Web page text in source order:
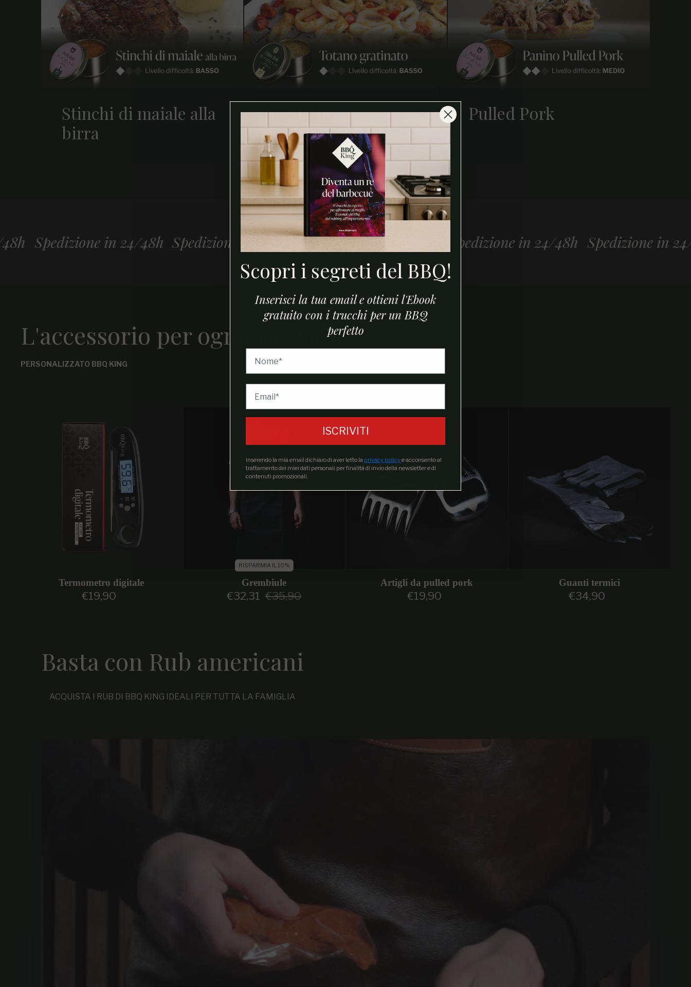
Stinchi di maiale alla
birra
Anelli di Totano
Gratinati al BBQ
Pulled Pork
in 24/48h Spedizione in 24/48h Spedizione in 24/48h Spedizione in 24/48h Spedizione in 24/48h
L'accessorio per ogni occasione
PERSONALIZZATO BBQ KING
Termometro digitale
Prezzo regolare
€19,90
RISPARMIA IL 10%
Grembiule
Prezzo di vendita
€32,31 Prezzo regolare
€35,90
Artigli da pulled pork
Prezzo regolare
€19,90
Guanti termici
Prezzo regolare
€34,90
Basta con Rub americani
ACQUISTA I RUB DI BBQ KING IDEALI PER TUTTA LA FAMIGLIA
Scopri i segreti del BBQ!
Inserisci la tua email e ottieni l'Ebook
gratuito con i trucchi per un BBQ
perfetto
ISCRIVITI
Inserendo la mia email dichiaro di aver letto la privacy policye acconsento al
trattamento dei miei dati personali per finalità di invio della newsletter e di
contenuti promozionali.